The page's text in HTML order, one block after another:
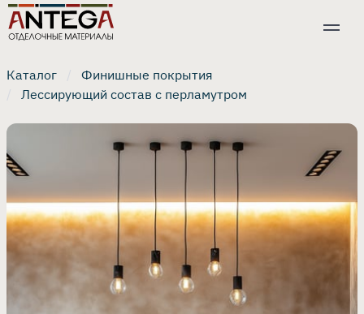
Каталог
Финишные покрытия
Лессирующий состав с перламутром